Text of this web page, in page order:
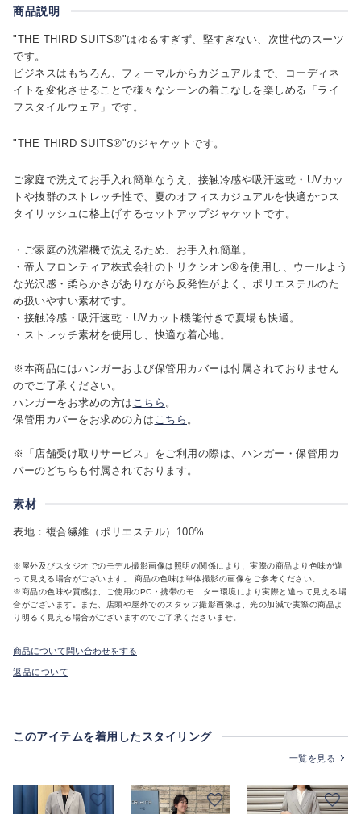
商品説明
"THE THIRD SUITS®"はゆるすぎず、堅すぎない、次世代のスーツ
です。
ビジネスはもちろん、フォーマルからカジュアルまで、コーディネ
イトを変化させることで様々なシーンの着こなしを楽しめる「ライ
フスタイルウェア」です。
"THE THIRD SUITS®"のジャケットです。
ご家庭で洗えてお手入れ簡単なうえ、接触冷感や吸汗速乾・UVカッ
トや抜群のストレッチ性で、夏のオフィスカジュアルを快適かつス
タイリッシュに格上げするセットアップジャケットです。
・ご家庭の洗濯機で洗えるため、お手入れ簡単。
・帝人フロンティア株式会社のトリクシオン®を使用し、ウールよう
な光沢感・柔らかさがありながら反発性がよく、ポリエステルのた
め扱いやすい素材です。
・接触冷感・吸汗速乾・UVカット機能付きで夏場も快適。
・ストレッチ素材を使用し、快適な着心地。
※本商品にはハンガーおよび保管用カバーは付属されておりません
のでご了承ください。
ハンガーをお求めの方は こちら 。
保管用カバーをお求めの方は こちら 。
※「店舗受け取りサービス」をご利用の際は、ハンガー・保管用カ
バーのどちらも付属されております。
素材
表地：複合繊維（ポリエステル）100%
※屋外及びスタジオでのモデル撮影画像は照明の関係により、実際の商品より色味が違
って見える場合がございます。 商品の色味は単体撮影の画像をご参考ください。
※商品の色味や質感は、ご使用のPC・携帯のモニター環境により実際と違って見える場
合がございます。また、店頭や屋外でのスタッフ撮影画像は、光の加減で実際の商品よ
り明るく見える場合がございますのでご了承くださいませ。
商品について問い合わせをする
返品について
このアイテムを着用したスタイリング
一覧を見る